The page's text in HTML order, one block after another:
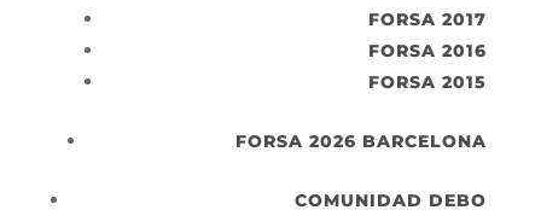
FORSA 2017
FORSA 2016
FORSA 2015
FORSA 2026 BARCELONA
COMUNIDAD DEBO